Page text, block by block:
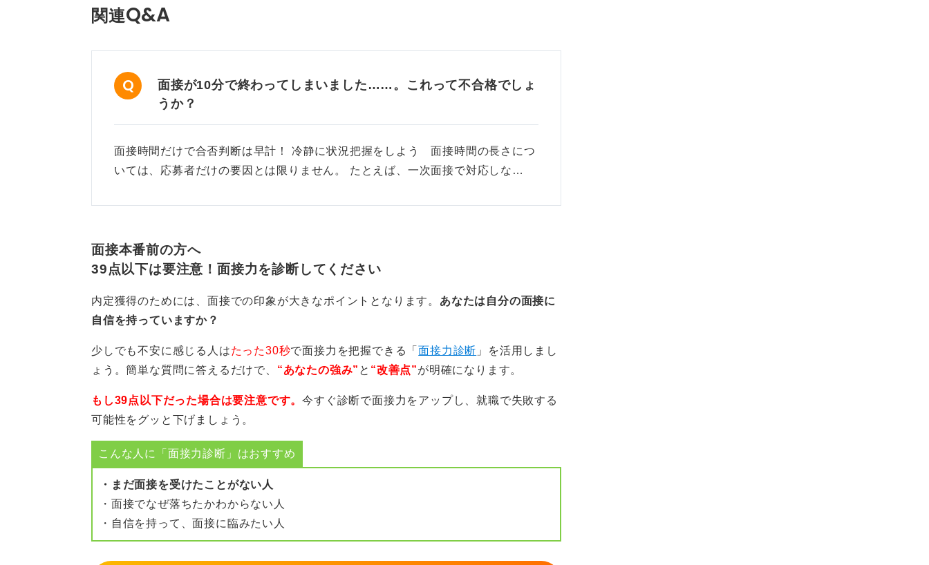
関連Q&A
面接が10分で終わってしまいました……。これって不合格でしょ
うか？
面接時間だけで合否判断は早計！ 冷静に状況把握をしよう 面接時間の長さにつ
いては、応募者だけの要因とは限りません。 たとえば、一次面接で対応しな…
面接本番前の方へ
39点以下は要注意！面接力を診断してください
内定獲得のためには、面接での印象が大きなポイントとなります。 あなたは自分の面接に
自信を持っていますか？
少しでも不安に感じる人はたった30秒で面接力を把握できる「面接力診断 」を活用しまし
ょう。簡単な質問に答えるだけで、 “あなたの強み” と “改善点”が明確になります。
もし39点以下だった場合は要注意です。今すぐ診断で面接力をアップし、就職で失敗する
可能性をグッと下げましょう。
こんな人に「面接力診断」はおすすめ
・まだ面接を受けたことがない人
・面接でなぜ落ちたかわからない人
・自信を持って、面接に臨みたい人